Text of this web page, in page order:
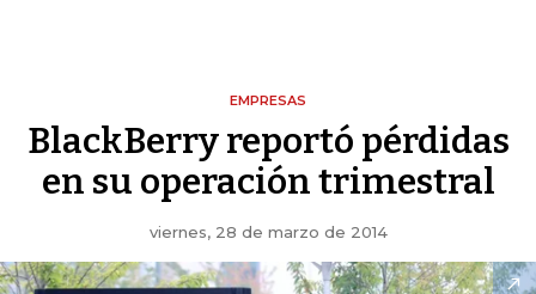
EMPRESAS
BlackBerry reportó pérdidas
en su operación trimestral
viernes, 28 de marzo de 2014